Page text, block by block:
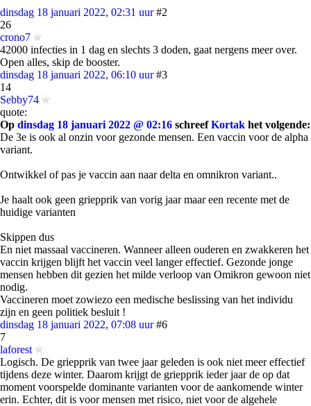
dinsdag 18 januari 2022, 02:31 uur #2
26
crono7
42000 infecties in 1 dag en slechts 3 doden, gaat nergens meer over.
Open alles, skip de booster.
dinsdag 18 januari 2022, 06:10 uur #3
14
Sebby74
quote:
Op dinsdag 18 januari 2022 @ 02:16 schreefKortak het volgende:
De 3e is ook al onzin voor gezonde mensen. Een vaccin voor de alpha
variant.
Ontwikkel of pas je vaccin aan naar delta en omnikron variant..
Je haalt ook geen griepprik van vorig jaar maar een recente met de
huidige varianten
Skippen dus
En niet massaal vaccineren. Wanneer alleen ouderen en zwakkeren het
vaccin krijgen blijft het vaccin veel langer effectief. Gezonde jonge
mensen hebben dit gezien het milde verloop van Omikron gewoon niet
nodig.
Vaccineren moet zowiezo een medische beslissing van het individu
zijn en geen politiek besluit !
dinsdag 18 januari 2022, 07:08 uur #6
7
laforest
Logisch. De griepprik van twee jaar geleden is ook niet meer effectief
tijdens deze winter. Daarom krijgt de griepprik ieder jaar de op dat
moment voorspelde dominante varianten voor de aankomende winter
erin. Echter, dit is voor mensen met risico, niet voor de algehele